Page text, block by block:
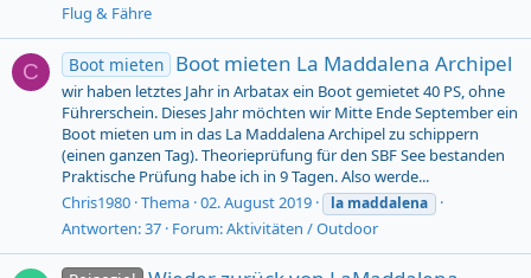
Flug & Fähre
C Boot mieten Boot mieten La Maddalena Archipel
wir haben letztes Jahr in Arbatax ein Boot gemietet 40 PS, ohne
Führerschein. Dieses Jahr möchten wir Mitte Ende September ein
Boot mieten um in das La Maddalena Archipel zu schippern
(einen ganzen Tag). Theorieprüfung für den SBF See bestanden
Praktische Prüfung habe ich in 9 Tagen. Also werde...
Chris1980 Thema 02. August 2019 la maddalena
Antworten: 37 Forum:Aktivitäten / Outdoor